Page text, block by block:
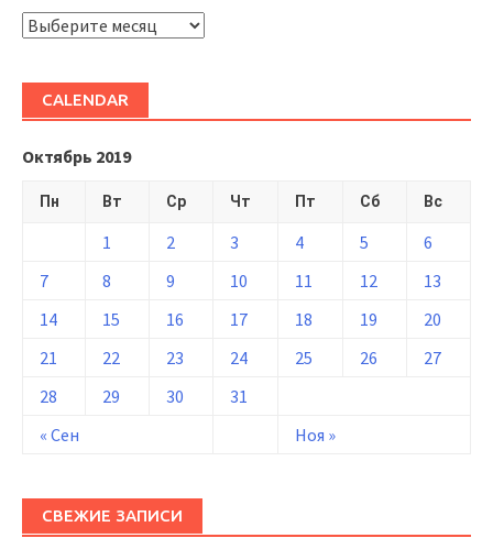
ARHIVĂ
CALENDAR
Октябрь 2019
Пн Вт Ср Чт Пт Сб Вс
« Сен Ноя »
1 2 3 4 5
6
7
8 9 10 11 12
13
14
15 16 17 18 19
20
21
22 23 24 25 26
27
28
29 30 31
СВЕЖИЕ ЗАПИСИ